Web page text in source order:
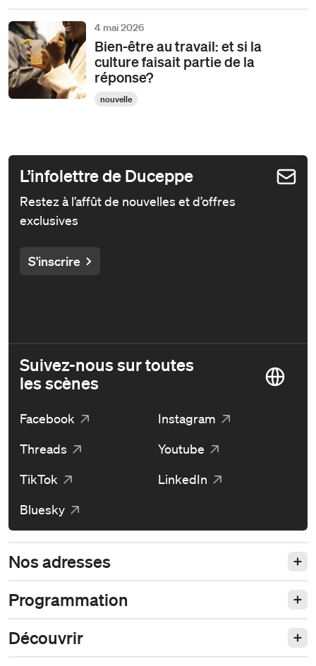
Bien-être au travail: et si la
culture faisait partie de la
réponse?
nouvelle
4 mai 2026
L’infolettre de Duceppe
Restez à l’affût de nouvelles et d’offres
exclusives
S'inscrire
Suivez-nous sur toutes
les scènes
Facebook
Instagram
Threads
Youtube
TikTok
LinkedIn
Bluesky
Nos adresses
Programmation
Découvrir